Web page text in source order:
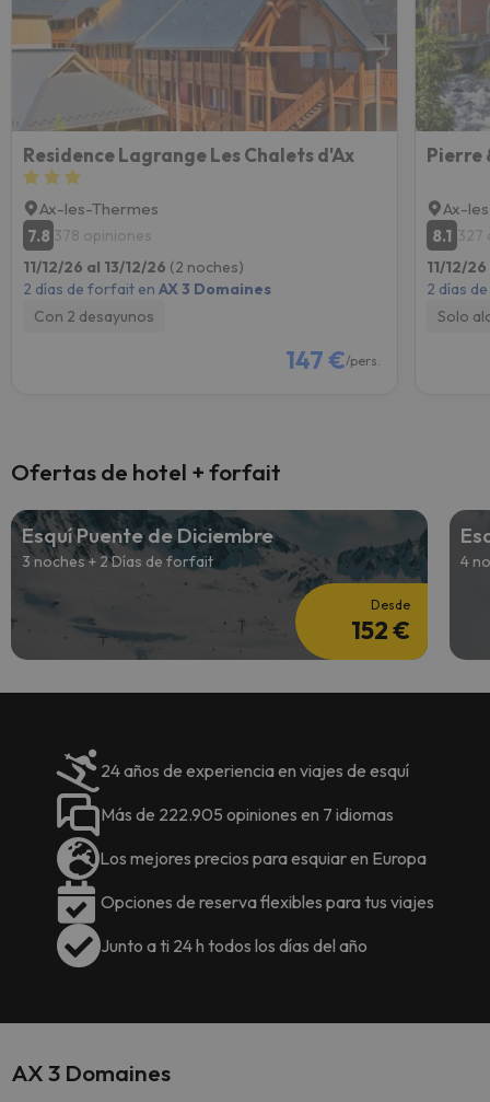
Residence Lagrange Les Chalets d'Ax
Ax-les-Thermes
7.8 378 opiniones
11/12/26 al 13/12/26 (2 noches)
2 días de forfait en AX 3 Domaines
Con 2 desayunos
147 €/pers.
Ax-
8.1 327
11/12/
2 días
Solo
Ofertas de hotel + forfait
Esquí Puente de Diciembre
3 noches + 2 Días de forfait
Desde
152 €
4
24 años de experiencia en viajes de esquí
Más de 222.905 opiniones en 7 idiomas
Los mejores precios para esquiar en Europa
Opciones de reserva flexibles para tus viajes
Junto a ti 24 h todos los días del año
AX 3 Domaines